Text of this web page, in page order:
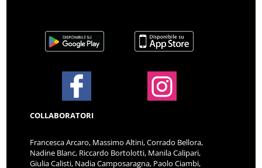
COLLABORATORI
Francesca Arcaro, Massimo Altini, Corrado Bellora,
Nadine Blanc, Riccardo Bortolotti, Manila Calipari,
Giulia Calisti, Nadia Camposaragna, Paolo Ciambi,